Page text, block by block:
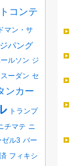
コンテ
マン・サ
ジパング
ルソン ジ
スーダン セ
ンカー
トランプ
チマテ ニ
ゼル3 バー
フィキシ